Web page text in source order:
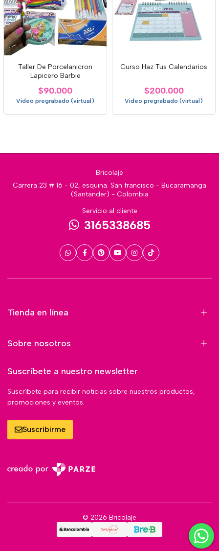
Taller De Porcelanicron
Lapicero Barbie
$90.000
Video pregrabado (virtual)
Curso Haz Tus Calendarios
$200.000
Video pregrabado (virtual)
Bricolaje
Carrera 23 # 16 - 02, esquina. San francisco - Bucaramanga
(Santander) - Colombia
Servicio al cliente
3165338685
Tienda en línea
Sobre nosotros
Suscríbete a nuestro newsletter
Suscríbete para recibir noticias sobre nuestros productos,
promociones y eventos.
Suscribirme
© 2026 Bricolaje